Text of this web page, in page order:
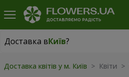
Доставка вКиїв?
Доставка вКиїв
Доставка квітів у м. Київ > Квіти >